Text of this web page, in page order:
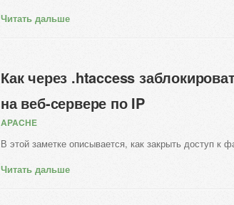
Читать дальше
Как через .htaccess
на веб-сервере по IP
APACHE
В этой заметке описывается, как закрыть доступ
Читать дальше